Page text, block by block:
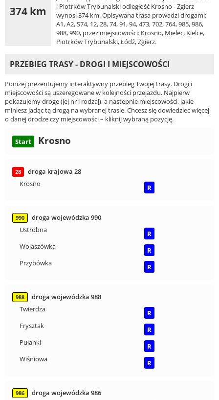
374 km
i Piotrków Trybunalski odległość Krosno - Zgierz
wynosi 374 km. Opisywana trasa prowadzi drogami:
A1, A2, S74, 12, 28, 74, 91, 94, 473, 702, 764, 985, 986,
988, 990, przez miejscowości: Krosno, Mielec, Kielce,
Piotrków Trybunalski, Łódź, Zgierz.
PRZEBIEG TRASY - DROGI I MIEJSCOWOŚCI
Poniżej prezentujemy interaktywny przebieg Twojej trasy. Drogi i
miejscowości są uszeregowane w kolejności przejazdu. Najpierw
pokazujemy drogę (jej nr i rodzaj), a następnie miejscowości, jakie
miniesz jadąc tą drogą na wybranej trasie. Chcesz się dowiedzieć więcej
o danej drodze czy miejscowości – kliknij wybraną pozycję.
Start Krosno
28
droga krajowa 28
Krosno
R
990
droga wojewódzka 990
Ustrobna
R
Wojaszówka
R
Przybówka
R
988
droga wojewódzka 988
Twierdza
R
Frysztak
R
Pułanki
R
Wiśniowa
R
986
droga wojewódzka 986